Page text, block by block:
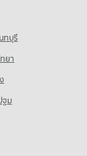
ทบุรี
ยา
ฐม